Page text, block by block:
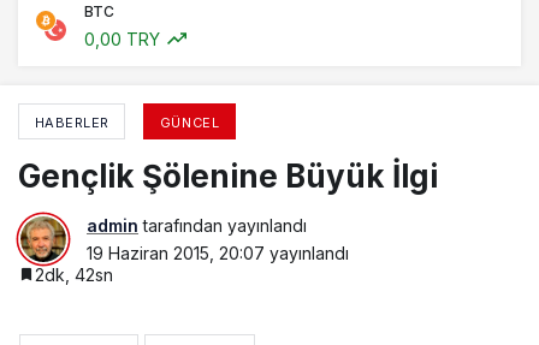
BTC
0,00 TRY
HABERLER GÜNCEL
Gençlik Şölenine Büyük İlgi
admin tarafından yayınlandı
19 Haziran 2015, 20:07 yayınlandı
2dk, 42sn